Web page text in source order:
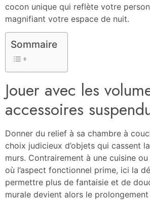
cocon unique qui reflète votre
magnifiant votre espace de nuit.
Sommaire
Jouer avec les
accessoires
Donner du relief à sa chambre à
choix judicieux d’objets qui cassent
murs. Contrairement à une cuisine
où l’aspect fonctionnel prime, ici la
permettre plus de fantaisie et de
murale devient alors le